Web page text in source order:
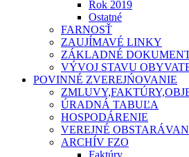
Rok 2019
Ostatné
FARNOSŤ
ZAUJÍMAVÉ LINKY
ZÁKLADNÉ
VÝVOJ STAVU
POVINNÉ ZVEREJŃOVANIE
ÚRADNÁ TABUĽA
HOSPODÁRENIE
VEREJNÉ
ARCHÍV FZO
Faktúry